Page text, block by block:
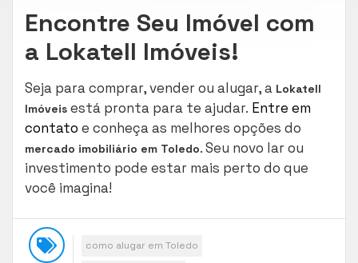
Encontre Seu Imóvel com
a Lokatell Imóveis!
Seja para comprar, vender ou alugar, a Lokatell
Imóveis está pronta para te ajudar. Entre em
contato e conheça as melhores opções do
mercado imobiliário em Toledo. Seu novo lar ou
investimento pode estar mais perto do que
você imagina!
como alugar em Toledo